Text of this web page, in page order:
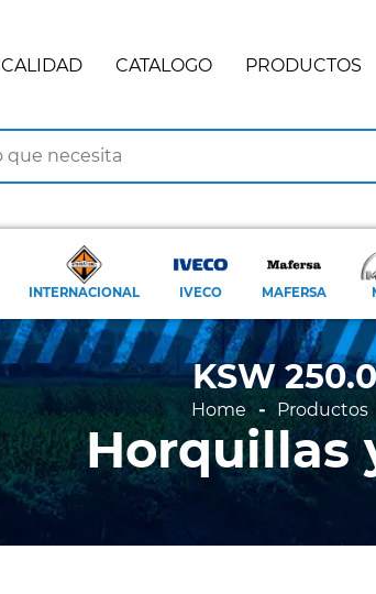
CALIDAD CATALOGO PRODUCTOS
INTERNACIONAL IVECO MAFERSA
KSW
Home Productos
Horquillas